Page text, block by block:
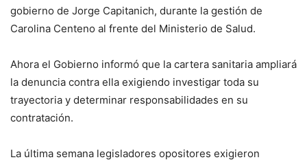
gobierno de Jorge Capitanich, durante la gestión de
Carolina Centeno al frente del Ministerio de Salud.
Ahora el Gobierno informó que la cartera sanitaria ampliará
la denuncia contra ella exigiendo investigar toda su
trayectoria y determinar responsabilidades en su
contratación.
La última semana legisladores opositores exigieron